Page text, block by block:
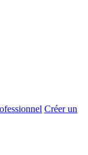
Créer un